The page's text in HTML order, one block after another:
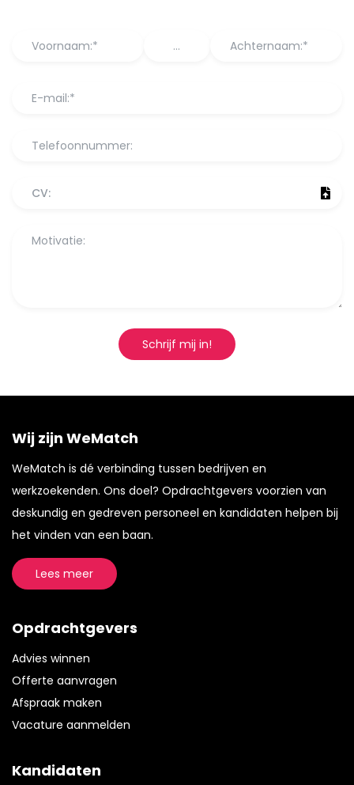
CV:
Schrijf mij in!
Wij zijn WeMatch
WeMatch is dé verbinding tussen bedrijven en
werkzoekenden. Ons doel? Opdrachtgevers voorzien van
deskundig en gedreven personeel en kandidaten helpen bij
het vinden van een baan.
Lees meer
Opdrachtgevers
Advies winnen
Offerte aanvragen
Afspraak maken
Vacature aanmelden
Kandidaten